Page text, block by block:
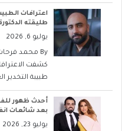
اعترافات
طليقته
يوليو 6, 2026
By محمد
كشفت
طبيبة التخدير
أحدث ظهور
بعد شائعات
يوليو 23, 2026